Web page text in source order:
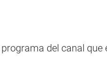
del canal que